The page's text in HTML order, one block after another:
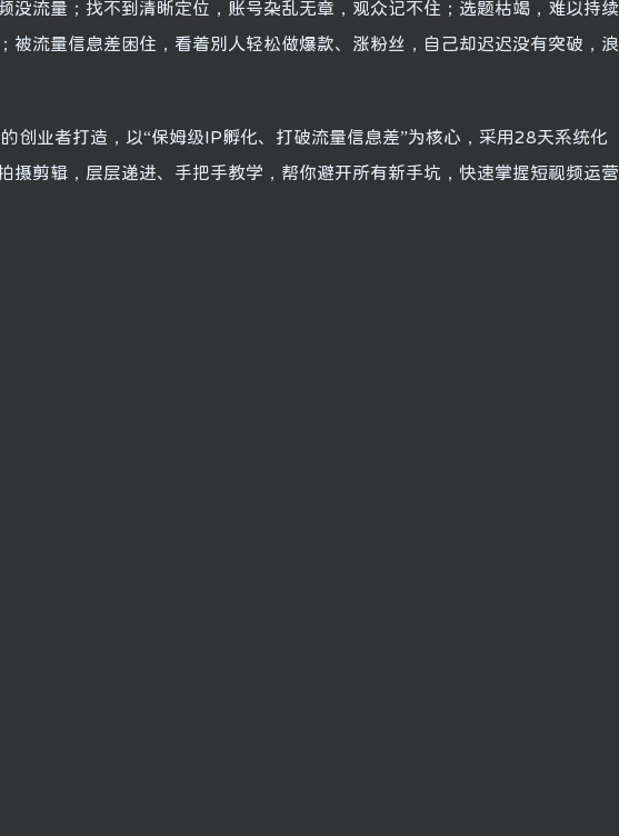
没流量；找不到清晰定位，账号杂乱无章，观众记不住；选题枯竭，难以持续
被流量信息差困住，看着别人轻松做爆款、涨粉丝，自己却迟迟没有突破，浪
创业者打造，以“保姆级IP孵化、打破流量信息差”为核心，采用28天系统化
摄剪辑，层层递进、手把手教学，帮你避开所有新手坑，快速掌握短视频运营